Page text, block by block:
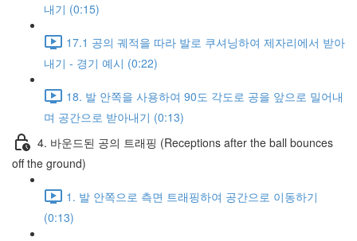
내기 (0:15)
17.1 공의 궤적을 따라 발로 쿠셔닝하여 제자리에서 받아
내기 - 경기 예시 (0:22)
18. 발 안쪽을 사용하여 90도 각도로 공을 앞으로 밀어내
며 공간으로 받아내기 (0:13)
4. 바운드된 공의 트래핑 (Receptions after the ball bounces
off the ground)
1. 발 안쪽으로 측면 트래핑하여 공간으로 이동하기
(0:13)